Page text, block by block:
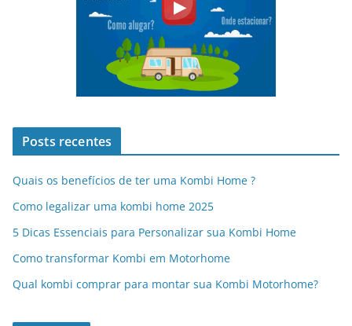
Posts recentes
Quais os benefícios de ter uma Kombi Home ?
Como legalizar uma kombi home 2025
5 Dicas Essenciais para Personalizar sua Kombi Home
Como transformar Kombi em Motorhome
Qual kombi comprar para montar sua Kombi Motorhome?